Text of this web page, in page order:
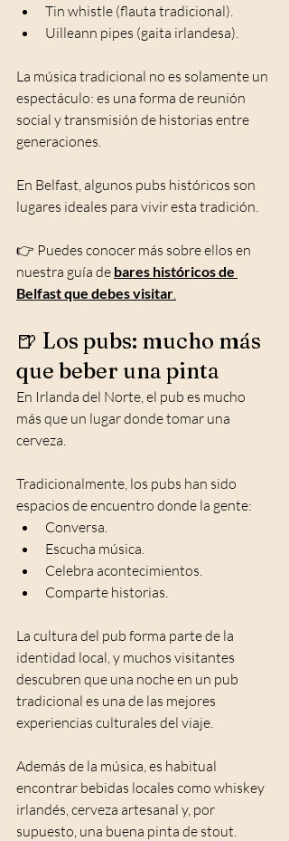
Tin whistle (flauta tradicional).
Uilleann pipes (gaita irlandesa).
La música tradicional no es solamente un
espectáculo: es una forma de reunión
social y transmisión de historias entre
generaciones.
En Belfast, algunos pubs históricos son
lugares ideales para vivir esta tradición.
👉 Puedes conocer más sobre ellos en
nuestra guía de bares históricos de
Belfast que debes visitar.
🍺 Los pubs: mucho más
que beber una pinta
En Irlanda del Norte, el pub es mucho
más que un lugar donde tomar una
cerveza.
Tradicionalmente, los pubs han sido
espacios de encuentro donde la gente:
Conversa.
Escucha música.
Celebra acontecimientos.
Comparte historias.
La cultura del pub forma parte de la
identidad local, y muchos visitantes
descubren que una noche en un pub
tradicional es una de las mejores
experiencias culturales del viaje.
Además de la música, es habitual
encontrar bebidas locales como whiskey
irlandés, cerveza artesanal y, por
supuesto, una buena pinta de stout.